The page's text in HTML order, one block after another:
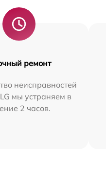
ремонт
неисправностей
мы устраняем в
2 часов.